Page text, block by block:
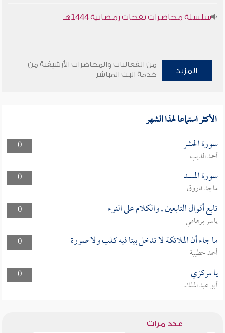
سلسلة محاضرات نفحات رمضانية 1444هـ
المزيد
من الفعاليات والمحاضرات الأرشيفية من
خدمة البث المباشر
الأكثر استماعا لهذا الشهر
0 سورة الحشر
أحمد الديب
0
سورة المسد
ماجد فاروق
0
تابع أقوال التابعين , والكلام على النوء
ياسر برهامي
0
ما جاء أن الملائكة لا تدخل بيتا فيه كلب ولا صورة
أحمد حطيبة
0
يا مركزي
أبو عبد الملك
عدد مرات